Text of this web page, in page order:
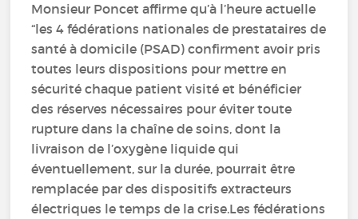
Monsieur Poncet affirme qu’à l’heure actuelle
“les 4 fédérations nationales de prestataires de
santé à domicile (PSAD) confirment avoir pris
toutes leurs dispositions pour mettre en
sécurité chaque patient visité et bénéficier
des réserves nécessaires pour éviter toute
rupture dans la chaîne de soins, dont la
livraison de l’oxygène liquide qui
éventuellement, sur la durée, pourrait être
remplacée par des dispositifs extracteurs
électriques le temps de la crise.Les fédérations